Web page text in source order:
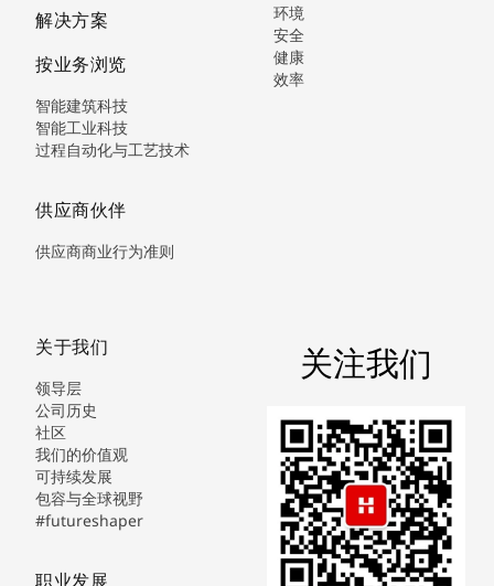
解决方案
按业务浏览
智能建筑科技
智能工业科技
过程自动化与工艺技术
供应商伙伴
供应商商业行为准则
环境
安全
健康
效率
关于我们
领导层
公司历史
社区
我们的价值观
可持续发展
包容与全球视野
#futureshaper
职业发展
关注我们